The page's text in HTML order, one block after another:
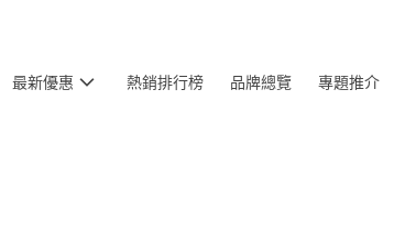
最新優惠 熱銷排行榜 品牌總覽 專題推介